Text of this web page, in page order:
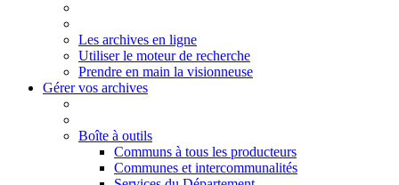
Les archives en ligne
Utiliser le moteur de recherche
Prendre en main la visionneuse
Gérer vos archives
Boîte à outils
Communs à tous les producteurs
Communes et intercommunalités